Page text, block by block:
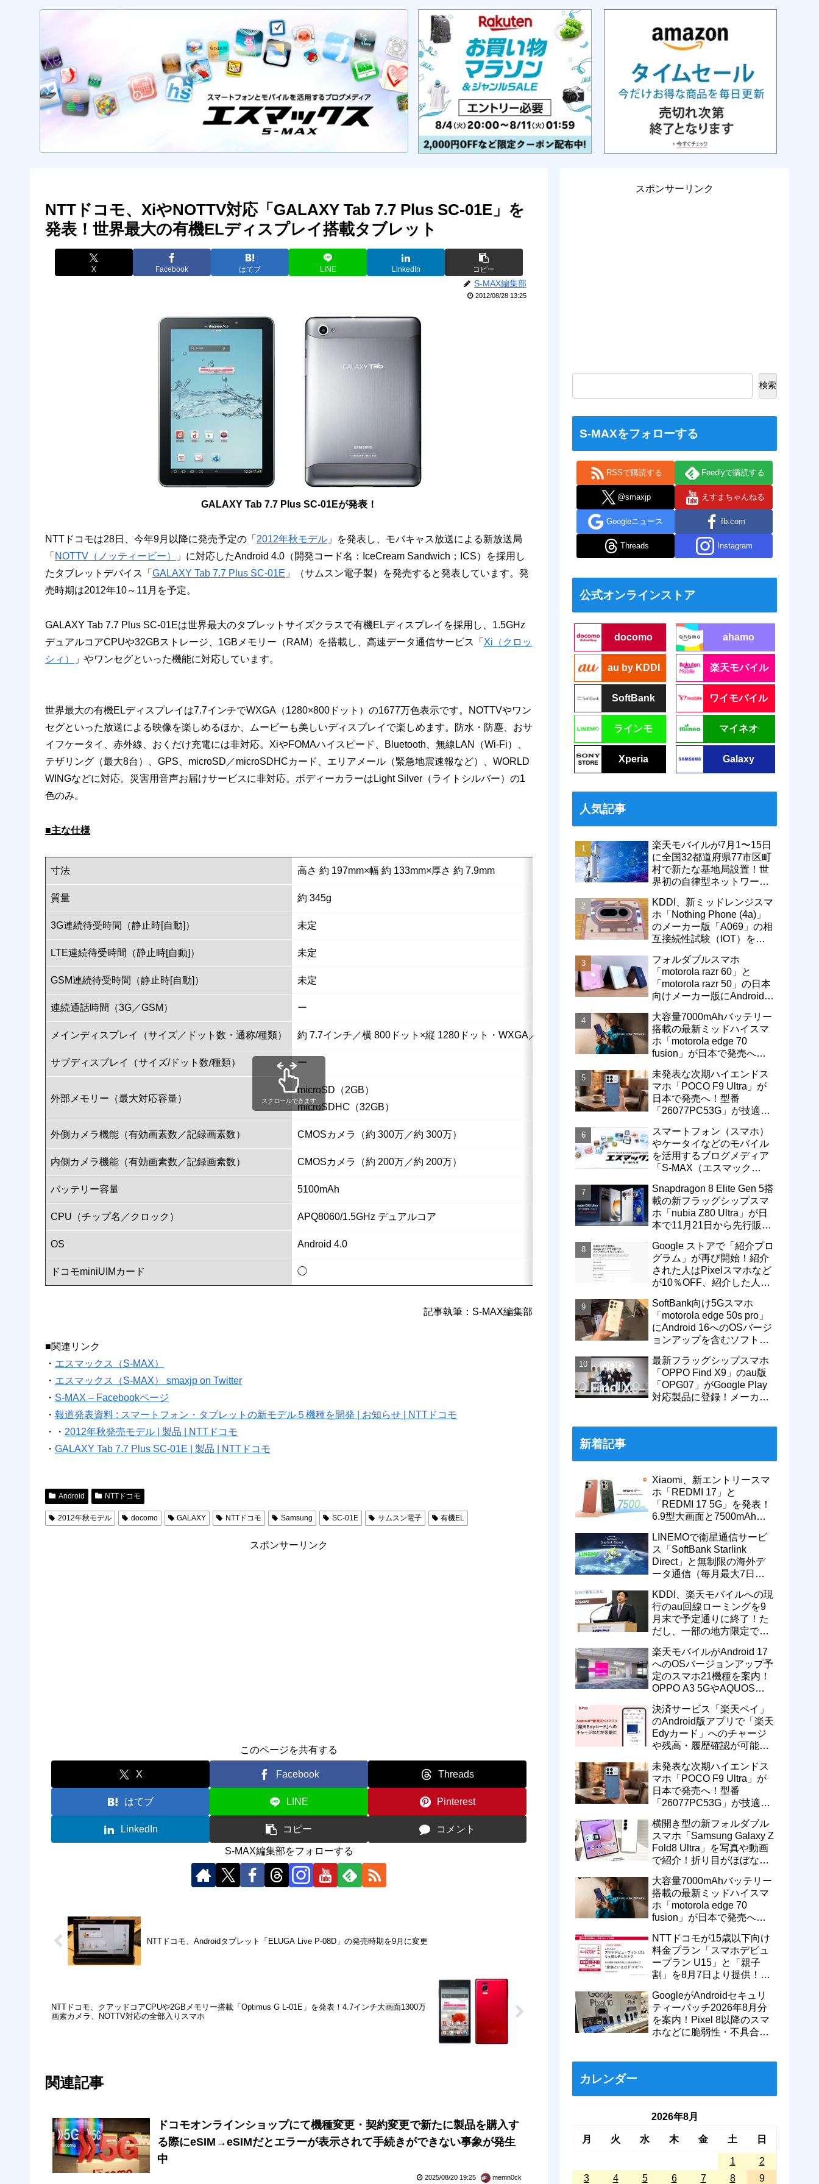
NTTドコモ、XiやNOTTV対応「GALAXY Tab 7.7 Plus SC-01E」を
発表！世界最大の有機ELディスプレイ搭載タブレット
X Facebook はてブ LINE LinkedIn コピー
S-MAX編集部
2012/08/28 13:25
GALAXY Tab 7.7 Plus SC-01Eが発表！
NTTドコモは28日、今年9月以降に発売予定の「 2012年秋モデル 」を発表し、モバキャス放送による新放送局
「 NOTTV（ノッティービー）
」に対応したAndroid 4.0（開発コード名：IceCream Sandwich；ICS）を採用し
たタブレットデバイス「 GALAXY Tab 7.7 Plus SC-01E 」（サムスン電子製）を発売すると発表しています。発
売時期は2012年10～11月を予定。
GALAXY Tab 7.7 Plus SC-01Eは世界最大のタブレットサイズクラスで有機ELディスプレイを採用し、1.5GHz
デュアルコアCPUや32GBストレージ、1GBメモリー（RAM）を搭載し、高速データ通信サービス「 Xi（クロッ
シィ）
」やワンセグといった機能に対応しています。
世界最大の有機ELディスプレイは7.7インチでWXGA（1280×800ドット）の1677万色表示です。NOTTVやワン
セグといった放送による映像を楽しめるほか、ムービーも美しいディスプレイで楽しめます。防水・防塵、おサ
イフケータイ、赤外線、おくだけ充電には非対応。XiやFOMAハイスピード、Bluetooth、無線LAN（Wi-Fi）、
テザリング（最大8台）、GPS、microSD／microSDHCカード、エリアメール（緊急地震速報など）、WORLD
WINGなどに対応。災害用音声お届けサービスに非対応。ボディーカラーはLight Silver（ライトシルバー）の1
色のみ。
■主な仕様
寸法 高さ 約 197mm×幅 約 133mm×厚さ 約 7.9mm
質量 約 345g
3G連続待受時間（静止時[自動]） 未定
LTE連続待受時間（静止時[自動]） 未定
GSM連続待受時間（静止時[自動]） 未定
連続通話時間（3G／GSM） ー
メインディスプレイ（サイズ／ドット数・通称/種類） 約 7.7インチ／横 800ドット×縦 1280ドット・WXGA／有機EL
サブディスプレイ（サイズ/ドット数/種類） ー
外部メモリー（最大対応容量）
microSD（2GB）
microSDHC（32GB）
外側カメラ機能（有効画素数／記録画素数） CMOSカメラ（約 300万／約 300万）
内側カメラ機能（有効画素数／記録画素数） CMOSカメラ（約 200万／約 200万）
バッテリー容量 5100mAh
CPU（チップ名／クロック） APQ8060/1.5GHz デュアルコア
OS Android 4.0
ドコモminiUIMカード ◯
スクロールできます
記事執筆：S-MAX編集部
■関連リンク
・ エスマックス（S-MAX）
・ エスマックス（S-MAX） smaxjp on Twitter
・ S-MAX – Facebookページ
・ 報道発表資料 : スマートフォン・タブレットの新モデル５機種を開発 | お知らせ | NTTドコモ
・・ 2012年秋発売モデル | 製品 | NTTドコモ
・ GALAXY Tab 7.7 Plus SC-01E | 製品 | NTTドコモ
Android NTTドコモ
2012年秋モデル docomo GALAXY NTTドコモ Samsung SC-01E サムスン電子 有機EL
スポンサーリンク
このページを共有する
X Facebook Threads
はてブ LINE Pinterest
LinkedIn コピー コメント
S-MAX編集部をフォローする
NTTドコモ、Androidタブレット「ELUGA Live P-08D」の発売時期を9月に変更
NTTドコモ、クアッドコアCPUや2GBメモリー搭載「Optimus G L-01E」を発表！4.7インチ大画面1300万
画素カメラ、NOTTV対応の全部入りスマホ
関連記事
ドコモオンラインショップにて機種変更・契約変更で新たに製品を購入す
る際にeSIM→eSIMだとエラーが表示されて手続きができない事象が発生
中
2025/08/20 19:25 memn0ck
スポンサーリンク
検索
S-MAXをフォローする
RSSで購読する Feedlyで購読する
@smaxjp えすまちゃんねる
Googleニュース fb.com
Threads Instagram
公式オンラインストア
docomo ahamo
au by KDDI 楽天モバイル
SoftBank ワイモバイル
ラインモ マイネオ
Xperia Galaxy
人気記事
楽天モバイルが7月1〜15日
に全国32都道府県77市区町
村で新たな基地局設置！世
界初の自律型ネットワーク
通信品質も改善
KDDI、新ミッドレンジスマ
ホ「Nothing Phone (4a)」
のメーカー版「A069」の相
互接続性試験（IOT）を完
フォルダブルスマホ
「motorola razr 60」と
「motorola razr 50」の日本
向けメーカー版にAndroid
プが提供開始
大容量7000mAhバッテリー
搭載の最新ミッドハイスマ
ホ「motorola edge 70
fusion」が日本で発売へ！
過
未発表な次期ハイエンドス
マホ「POCO F9 Ultra」が
日本で発売へ！型番
「26077PC53G」が技適通
テリー搭載に
スマートフォン（スマホ）
やケータイなどのモバイル
を活用するブログメディア
「S-MAX（エスマック
Snapdragon 8 Elite Gen 5搭
載の新フラッグシップスマ
ホ「nubia Z80 Ultra」が日
本で11月21日から先行販
Google ストアで「紹介プロ
グラム」が再び開始！紹介
された人はPixelスマホなど
が10％OFF、紹介した人は
ト付与
SoftBank向け5Gスマホ
「motorola edge 50s pro」
にAndroid 16へのOSバージ
ョンアップを含むソフトウ
最新フラッグシップスマホ
「OPPO Find X9」のau版
「OPG07」がGoogle Play
対応製品に登録！メーカー
新着記事
Xiaomi、新エントリースマ
ホ「REDMI 17」と
「REDMI 17 5G」を発表！
6.9型大画面と7500mAhバ
でも発売予定
LINEMOで衛星通信サービ
ス「SoftBank Starlink
Direct」と無制限の海外デ
ータ通信（毎月最大7日
から利用可能
KDDI、楽天モバイルへの現
行のau回線ローミングを9
月末で予定通りに終了！た
だし、一部の地方限定では
維持に協力へ
楽天モバイルがAndroid 17
へのOSバージョンアップ予
定のスマホ21機種を案内！
OPPO A3 5GやAQUOS
対象
決済サービス「楽天ペイ」
のAndroid版アプリで「楽天
Edyカード」へのチャージ
や残高・履歴確認が可能
交換なども
未発表な次期ハイエンドス
マホ「POCO F9 Ultra」が
日本で発売へ！型番
「26077PC53G」が技適通
テリー搭載に
横開き型の新フォルダブル
スマホ「Samsung Galaxy Z
Fold8 Ultra」を写真や動画
で紹介！折り目がほぼない
ト】
大容量7000mAhバッテリー
搭載の最新ミッドハイスマ
ホ「motorola edge 70
fusion」が日本で発売へ！
過
NTTドコモが15歳以下向け
料金プラン「スマホデビュ
ープラン U15」と「親子
割」を8月7日より提供！親
550円割引に
GoogleがAndroidセキュリ
ティーパッチ2026年8月分
を案内！Pixel 8以降のスマ
ホなどに脆弱性・不具合の
カレンダー
2026年8月
月 火 水 木 金 土 日
1
2
3
4 5 6 7 8 9